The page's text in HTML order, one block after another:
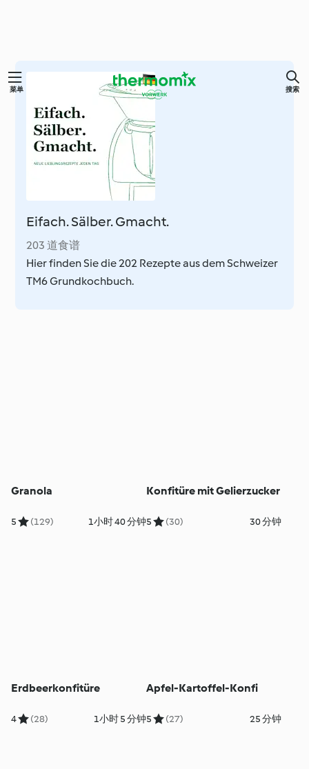
跳菜单 搜索
Eifach. Sälber. Gmacht.
203 道食谱
Hier finden Sie die 202 Rezepte aus dem Schweizer
TM6 Grundkochbuch.
Granola
5 (129) 1小时 40 分钟
Konfitüre mit Gelierzucker
5 (30) 30 分钟
Erdbeerkonfitüre
4 (28) 1小时 5 分钟
Apfel-Kartoffel-Konfi
5 (27) 25 分钟